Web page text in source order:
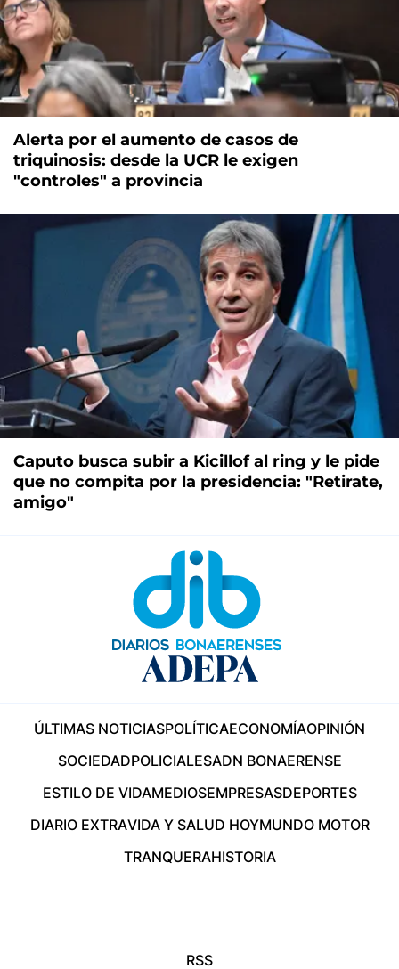
Alerta por el aumento de casos de
triquinosis: desde la UCR le exigen
"controles" a provincia
Caputo busca subir a Kicillof al ring y le pide
que no compita por la presidencia: "Retirate,
amigo"
ÚLTIMAS NOTICIASPOLÍTICAECONOMÍAOPINIÓN
SOCIEDADPOLICIALESADN BONAERENSE
ESTILO DE VIDAMEDIOSEMPRESASDEPORTES
DIARIO EXTRAVIDA Y SALUD HOYMUNDO MOTOR
TRANQUERAHISTORIA
RSS